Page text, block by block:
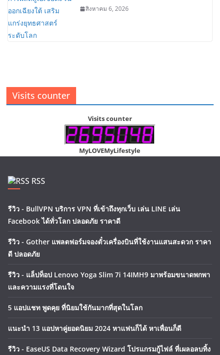
สิงหาคม 6, 2026
Visits counter
Visits counter
MyLOVEMyLifestyle
RSS
รีวิว - BullVPN บริการ VPN ที่เข้าถึงทุกเว็บ เล่น LINE เล่น
Facebook ได้ทั่วโลก ปลอดภัย ราคาดี
รีวิว - Gother แพลตฟอร์มจองตั๋วเครื่องบินที่ใช้งานแสนสะดวก ราคา
ดี ปลอดภัย
รีวิว - แล็ปท็อป Lenovo Yoga Slim 7i 14IMH9 มาพร้อมขนาดพกพา
และความแรงที่โดนใจ
5 แอปแชท พูดคุย ที่นิยมใช้กันมากที่สุดในโลก
แนะนำ 13 แอปหาคู่ยอดนิยม 2024 หาแฟนก็ได้ หาเพื่อนก็ดี
รีวิว - EaseUS Data Recovery Wizard โปรแกรมกู้ไฟล์ ที่เผลอลบทิ้ง